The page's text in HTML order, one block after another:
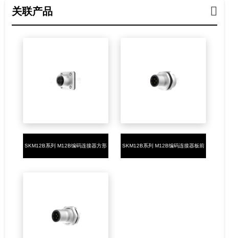
关联产品
SKM12B系列 M12B编码连接器方形 SKM12B系列 M12B编码连接器板前